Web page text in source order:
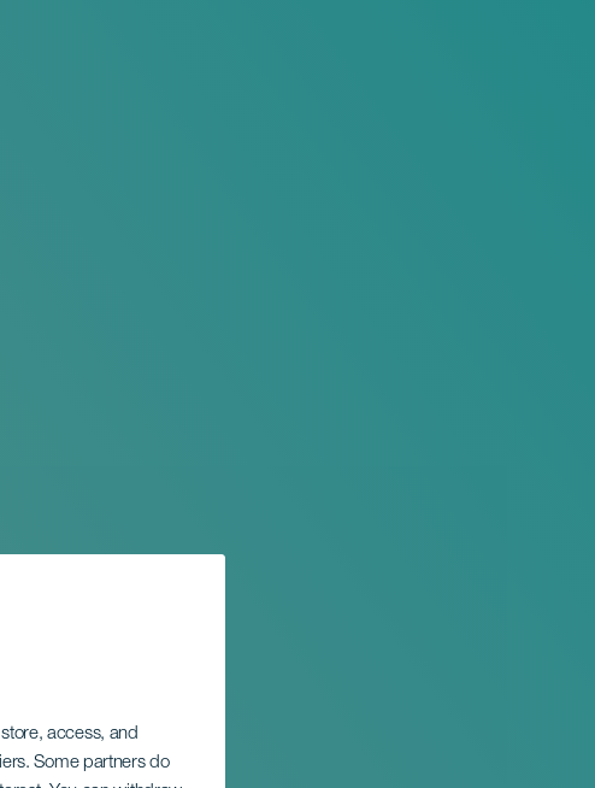
access, and
Some partners do